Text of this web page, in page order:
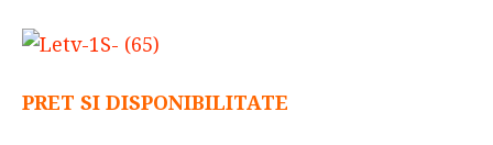
PRET SI DISPONIBILITATE